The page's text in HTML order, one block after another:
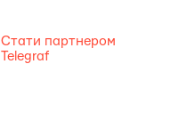
Стати партнером
Telegraf